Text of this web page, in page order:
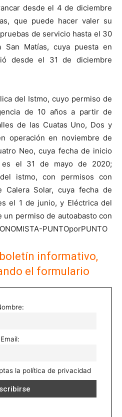
desde el 4 de diciembre
que puede hacer valer su
de servicio hasta el 30
Matías, cuya puesta en
desde el 31 de diciembre
del Istmo, cuyo permiso de
de 10 años a partir de
de las Cuatas Uno, Dos y
operación en noviembre de
Neo, cuya fecha de inicio
es el 31 de mayo de 2020;
istmo, con permisos con
Calera Solar, cuya fecha de
el 1 de junio, y Eléctrica del
un permiso de autoabasto con
PUNTOporPUNTO
informativo,
el formulario
Email:
la política de privacidad